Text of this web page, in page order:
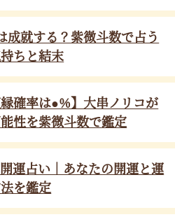
成就する？紫微斗数で占う
ちと結末
確率は●%】大串ノリコが
性を紫微斗数で鑑定
運占い｜あなたの開運と運
を鑑定